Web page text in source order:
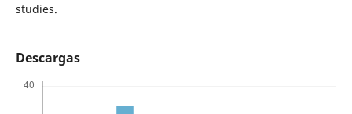
studies.
Descargas